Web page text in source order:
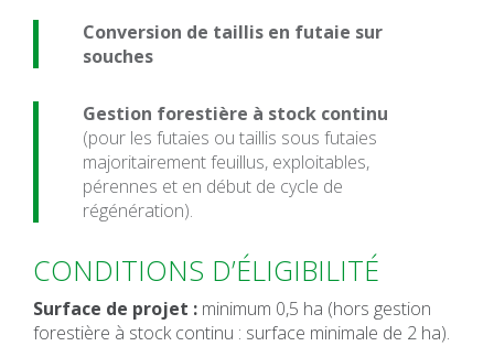
Conversion de taillis en futaie sur
souches
Gestion forestière à stock continu
(pour les futaies ou taillis sous futaies
majoritairement feuillus, exploitables,
pérennes et en début de cycle de
régénération).
CONDITIONS D’ÉLIGIBILITÉ
Surface de projet : minimum 0,5 ha (hors gestion
forestière à stock continu : surface minimale de 2 ha).